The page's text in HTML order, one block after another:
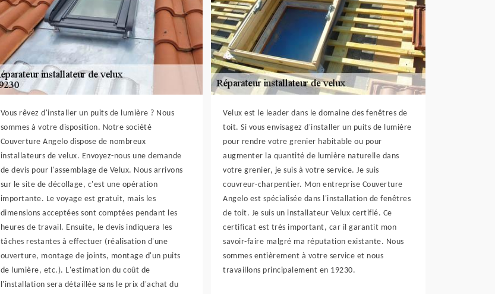
Vous rêvez d'installer un puits de lumière ? Nous
sommes à votre disposition. Notre société
Couverture Angelo dispose de nombreux
installateurs de velux. Envoyez-nous une demande
de devis pour l'assemblage de Velux. Nous arrivons
sur le site de décollage, c'est une opération
importante. Le voyage est gratuit, mais les
dimensions acceptées sont comptées pendant les
heures de travail. Ensuite, le devis indiquera les
tâches restantes à effectuer (réalisation d'une
ouverture, montage de joints, montage d'un puits
de lumière, etc.). L'estimation du coût de
l'installation sera détaillée sans le prix d'achat du
Velux est le leader dans le domaine des fenêtres de
toit. Si vous envisagez d'installer un puits de lumière
pour rendre votre grenier habitable ou pour
augmenter la quantité de lumière naturelle dans
votre grenier, je suis à votre service. Je suis
couvreur-charpentier. Mon entreprise Couverture
Angelo est spécialisée dans l'installation de fenêtres
de toit. Je suis un installateur Velux certifié. Ce
certificat est très important, car il garantit mon
savoir-faire malgré ma réputation existante. Nous
sommes entièrement à votre service et nous
travaillons principalement en 19230.